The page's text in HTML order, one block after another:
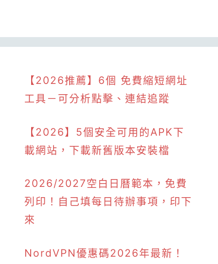
【2026推薦】6個 免費縮短網址
工具－可分析點擊、連結追蹤
【2026】5個安全可用的APK下
載網站，下載新舊版本安裝檔
2026/2027空白日曆範本，免費
列印！自己填每日待辦事項，印下
來
NordVPN優惠碼2026年最新！